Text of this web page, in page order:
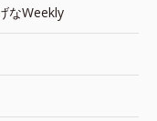
なWeekly